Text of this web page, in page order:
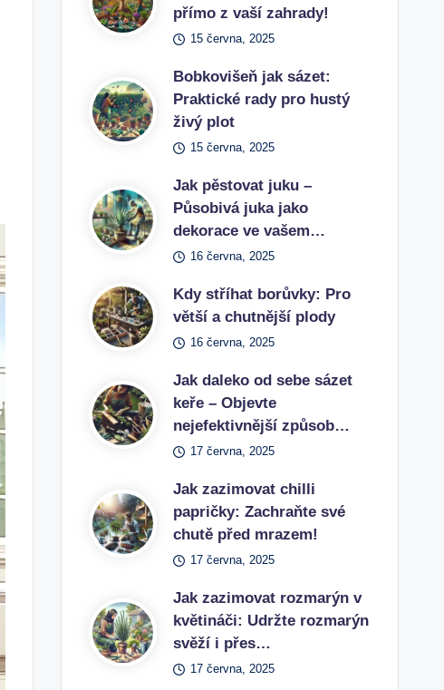
přímo z vaší zahrady!
15 června, 2025
Bobkovišeň jak sázet:
Praktické rady pro hustý
živý plot
15 června, 2025
Jak pěstovat juku –
Působivá juka jako
dekorace ve vašem…
16 června, 2025
Kdy stříhat borůvky: Pro
větší a chutnější plody
16 června, 2025
Jak daleko od sebe sázet
keře – Objevte
nejefektivnější způsob…
17 června, 2025
Jak zazimovat chilli
papričky: Zachraňte své
chutě před mrazem!
17 června, 2025
Jak zazimovat rozmarýn v
květináči: Udržte rozmarýn
svěží i přes…
17 června, 2025